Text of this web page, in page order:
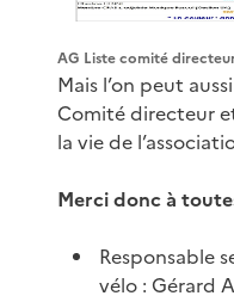
AG Liste comité
Mais l’on peut
Comité directeur
la vie de
Merci donc à
Responsable
vélo : Gérard